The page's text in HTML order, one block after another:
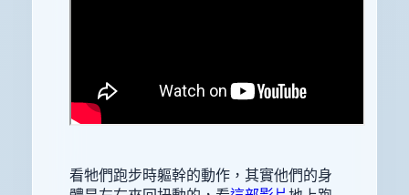
看牠們跑步時軀幹的動作，其實他們的身